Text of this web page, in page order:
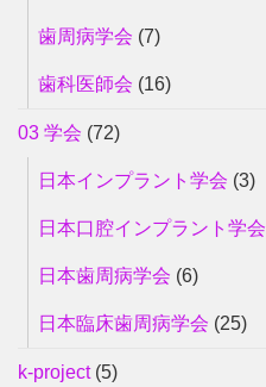
歯周病学会 (7)
歯科医師会 (16)
03 学会 (72)
日本インプラント学会 (3)
日本口腔インプラント学会
日本歯周病学会 (6)
日本臨床歯周病学会 (25)
k-project(5)